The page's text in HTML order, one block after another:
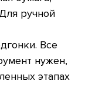
ручной
Все
нужен,
этапах